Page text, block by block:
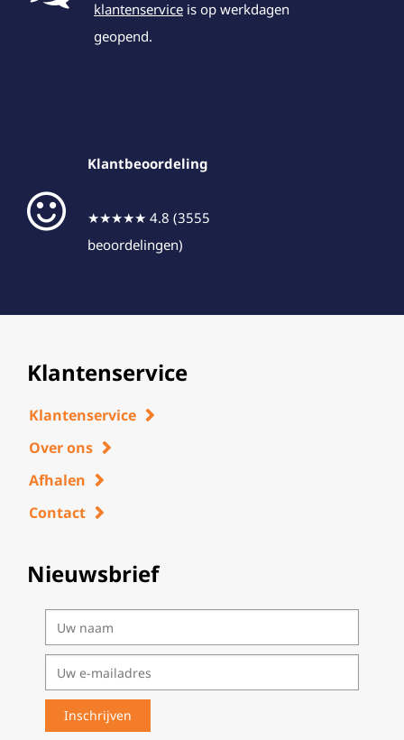
klantenservice is op werkdagen
geopend.
Klantbeoordeling
★★★★★ 4.8 (3555
beoordelingen)
Klantenservice
Klantenservice
Over ons
Afhalen
Contact
Nieuwsbrief